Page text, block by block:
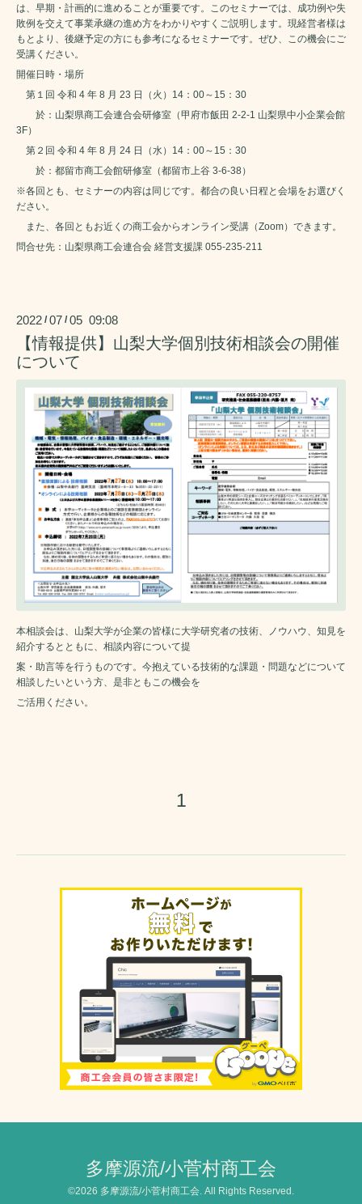
は、早期・計画的に進めることが重要です。このセミナーでは、成功例や失
敗例を交えて事業承継の進め方をわかりやすくご説明します。現経営者様は
もとより、後継予定の方にも参考になるセミナーです。ぜひ、この機会にご
受講ください。
開催日時・場所
第１回 令和 4 年 8 月 23 日（火）14：00～15：30
於：山梨県商工会連合会研修室（甲府市飯田 2-2-1 山梨県中小企業会館
3F）
第２回 令和 4 年 8 月 24 日（水）14：00～15：30
於：都留市商工会館研修室（都留市上谷 3-6-38）
※各回とも、セミナーの内容は同じです。都合の良い日程と会場をお選びく
ださい。
また、各回ともお近くの商工会からオンライン受講（Zoom）できます。
問合せ先：山梨県商工会連合会 経営支援課 055-235-211
2022 /07 /05 09:08
【情報提供】山梨大学個別技術相談会の開催
について
本相談会は、山梨大学が企業の皆様に大学研究者の技術、ノウハウ、知見を
紹介するとともに、相談内容について提
案・助言等を行うものです。今抱えている技術的な課題・問題などについて
相談したいという方、是非ともこの機会を
ご活用ください。
1
多摩源流/小菅村商工会
©2026 多摩源流/小菅村商工会. All Rights Reserved.